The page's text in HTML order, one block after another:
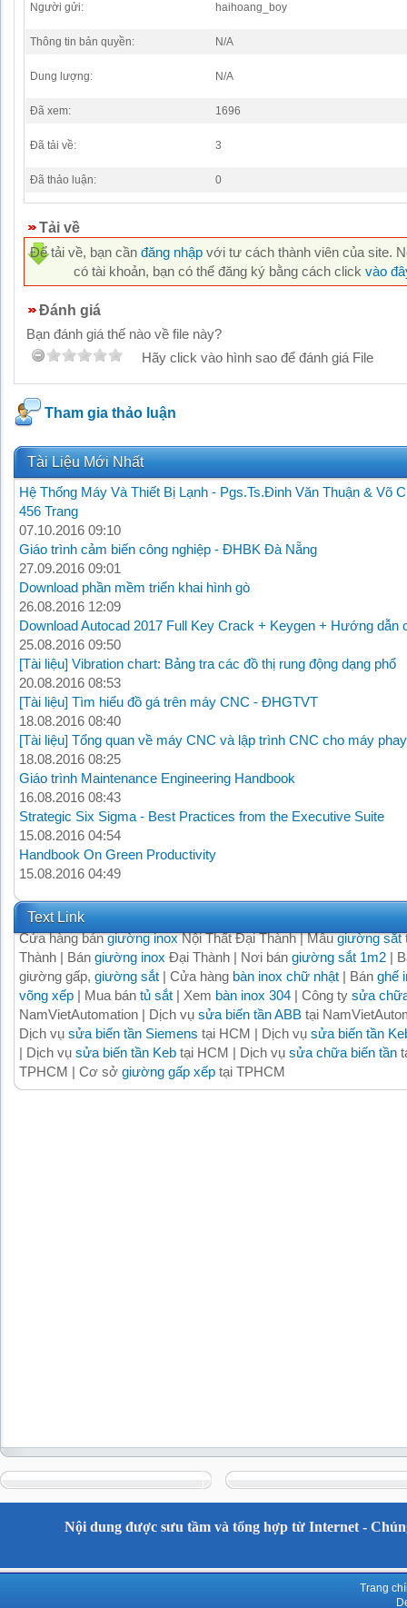
Người gửi: haihoang_boy
Thông tin bản quyền: N/A
Dung lượng: N/A
Đã xem: 1696
Đã tải về: 3
Đã thảo luận: 0
Tải về
Để tải về, bạn cần đăng nhập với tư cách thành viên của site.
có tài khoản, bạn có thể đăng ký bằng cách click vào
Đánh giá
Bạn đánh giá thế nào về file này?
Hãy click vào hình sao để đánh giá File
Tham gia thảo luận
Tài Liệu Mới Nhất
Hệ Thống Máy Và Thiết Bị Lạnh - Pgs.Ts.Đinh Văn Thuận & Võ
456 Trang
07.10.2016 09:10
Giáo trình cảm biến công nghiệp - ĐHBK Đà Nẵng
27.09.2016 09:01
Download phần mềm triển khai hình gò
26.08.2016 12:09
Download Autocad 2017 Full Key Crack + Keygen + Hướng dẫn
25.08.2016 09:50
[Tài liệu] Vibration chart: Bảng tra các đồ thị rung động dạng phổ
20.08.2016 08:53
[Tài liệu] Tìm hiểu đồ gá trên máy CNC - ĐHGTVT
18.08.2016 08:40
[Tài liệu] Tổng quan về máy CNC và lập trình CNC cho máy
18.08.2016 08:25
Giáo trình Maintenance Engineering Handbook
16.08.2016 08:43
Strategic Six Sigma - Best Practices from the Executive Suite
15.08.2016 04:54
Handbook On Green Productivity
15.08.2016 04:49
Text Link
Cửa hàng bángiường inoxNội Thất Đại Thành | Mẫugiường sắt
Thành | Bán giường inox Đại Thành | Nơi bán giường sắt 1m2 |
giường gấp, giường sắt | Cửa hàng bàn inox chữ nhật | Bán ghế
võng xếp | Mua bán tủ sắt | Xem bàn inox 304 | Công ty sửa
NamVietAutomation | Dịch vụ sửa biến tần ABB tại
Dịch vụ sửa biến tần Siemens tại HCM | Dịch vụ sửa biến tần
| Dịch vụ sửa biến tần Keb tại HCM | Dịch vụ sửa chữa biến tần
TPHCM | Cơ sở giường gấp xếp tại TPHCM
Nội dung được sưu tầm và tổng hợp từ Internet -
Trang